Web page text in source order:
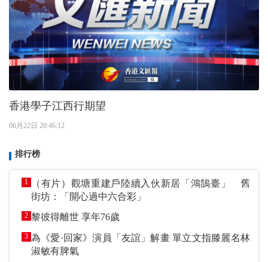
香港學子江西行期望
06月22日 20:46:12
排行榜
1
（有片）觀塘重建戶陸續入伙新居「鴻鵠臺」 舊
街坊：「開心過中六合彩」
2 黎彼得離世 享年76歲
3 為《愛·回家》演員「友誼」解畫 單立文指滕麗名林
淑敏有脾氣